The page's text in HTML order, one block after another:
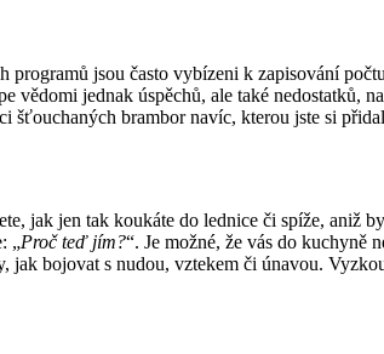
programů jsou často vybízeni k zapisování
vědomi jednak úspěchů, ale také nedostatků,
šťouchaných brambor navíc, kterou jste si
jak jen tak koukáte do lednice či spíže,
„Proč teď jím?“. Je možné, že vás do kuchyně
jak bojovat s nudou, vztekem či únavou.